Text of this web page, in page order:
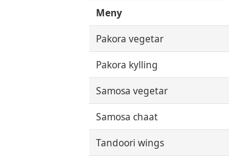
Meny
Pakora vegetar
Pakora kylling
Samosa vegetar
Samosa chaat
Tandoori wings